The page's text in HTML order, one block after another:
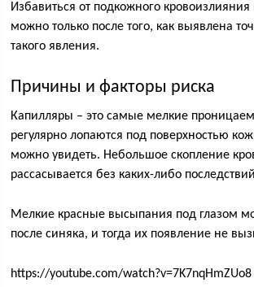
Избавиться от подкожного кровоизлияния
можно только после того, как выявлена
такого явления.
Причины и факторы риска
Капилляры – это самые мелкие
регулярно лопаются под поверхностью
можно увидеть. Небольшое скопление
рассасывается без каких-либо
Мелкие красные высыпания под глазом
после синяка, и тогда их появление не
https://youtube.com/watch?v=7K7nqHmZUo8